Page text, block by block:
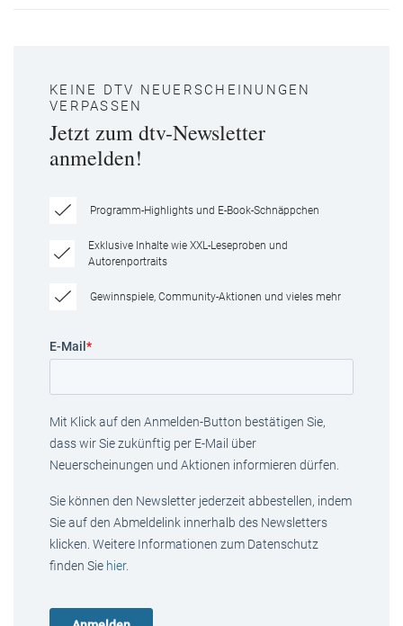
KEINE DTV NEUERSCHEINUNGEN
VERPASSEN
Jetzt zum dtv-Newsletter
anmelden!
Programm-Highlights und E-Book-Schnäppchen
Exklusive Inhalte wie XXL-Leseproben und
Autorenportraits
Gewinnspiele, Community-Aktionen und vieles mehr
E-Mail *
Mit Klick auf den Anmelden-Button bestätigen Sie,
dass wir Sie zukünftig per E-Mail über
Neuerscheinungen und Aktionen informieren dürfen.
Sie können den Newsletter jederzeit abbestellen, indem
Sie auf den Abmeldelink innerhalb des Newsletters
klicken. Weitere Informationen zum Datenschutz
finden Sie hier.